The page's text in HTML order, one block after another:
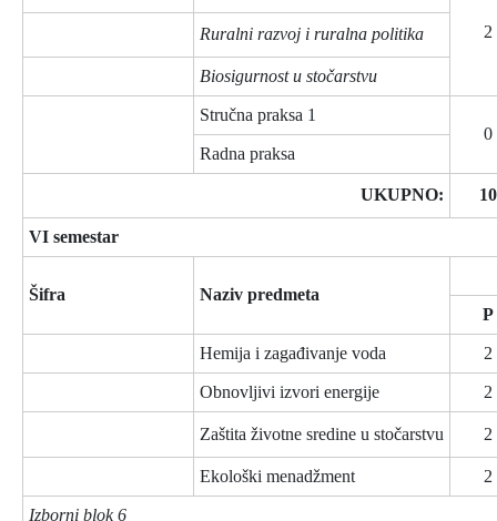
2
Ruralni razvoj i ruralna politika
Biosigurnost u stočarstvu
Stručna praksa 1
0
Radna praksa
UKUPNO: 10
VI semestar
Šifra
Naziv predmeta
P
Hemija i zagađivanje voda 2
Obnovljivi izvori energije 2
Zaštita životne sredine u stočarstvu 2
Ekološki menadžment 2
Izborni blok 6